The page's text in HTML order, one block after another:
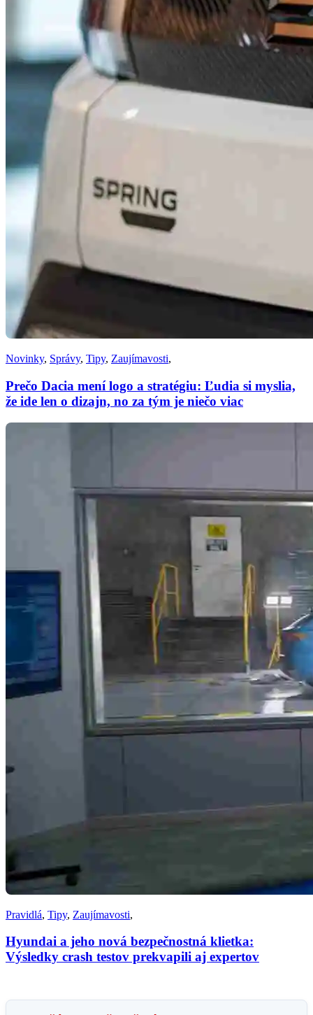
Novinky, Správy, Tipy, Zaujímavosti,
Prečo Dacia mení logo a stratégiu: Ľudia si myslia,
že ide len o dizajn, no za tým je niečo viac
Pravidlá, Tipy, Zaujímavosti,
Hyundai a jeho nová bezpečnostná klietka:
Výsledky crash testov prekvapili aj expertov